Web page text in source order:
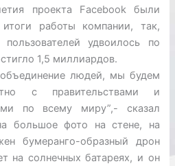
проекта Facebook были
работы компании, так,
удвоилось по
1,5 миллиардов.
людей, мы будем
с правительствами и
по всему миру”,- сказал
большое фото на стене, на
бумеранго-образный дрон
на солнечных батареях, и он